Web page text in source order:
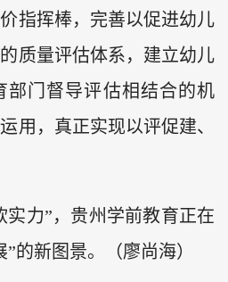
指挥棒，完善以促进幼儿
质量评估体系，建立幼儿
部门督导评估相结合的机
用，真正实现以评促建、
实力”，贵州学前教育正在
的新图景。（廖尚海）